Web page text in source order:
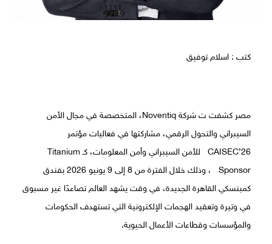
كتب : اسلام توفيق
مصر كشفت ت شركة Noventiq، المتخصصة في مجال الأمن
السيبراني والتحول الرقمي، مشاركتها في فعاليات مؤتمر
CAISEC’26 للأمن السيبراني وأمن المعلومات، كـ Titanium
Sponsor ، وذلك خلال الفترة من 8 إلى 9 يونيو 2026 بفندق
كمبنسكي القاهرة الجديدة، في وقت يشهد العالم تصاعدًا غير مسبوق
في وتيرة وتعقيد الهجمات الإلكترونية التي تستهدف الحكومات
والمؤسسات وقطاعات الأعمال الحيوية.